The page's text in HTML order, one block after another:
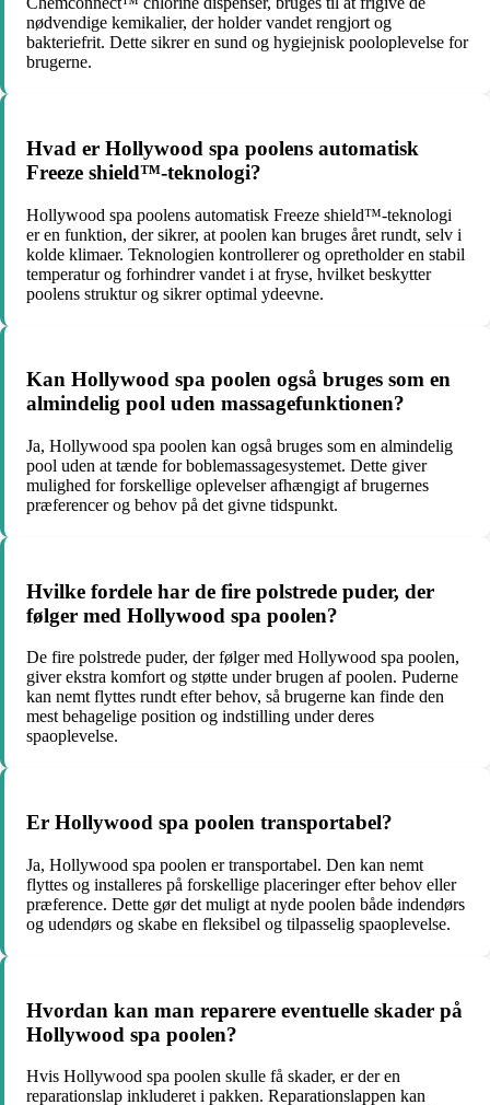
nødvendige kemikalier, der holder vandet rengjort og
bakteriefrit. Dette sikrer en sund og hygiejnisk pooloplevelse for
brugerne.
Hvad er Hollywood spa poolens automatisk
Freeze shield™-teknologi?
Hollywood spa poolens automatisk Freeze shield™-teknologi
er en funktion, der sikrer, at poolen kan bruges året rundt, selv i
kolde klimaer. Teknologien kontrollerer og opretholder en stabil
temperatur og forhindrer vandet i at fryse, hvilket beskytter
poolens struktur og sikrer optimal ydeevne.
Kan Hollywood spa poolen også bruges som en
almindelig pool uden massagefunktionen?
Ja, Hollywood spa poolen kan også bruges som en almindelig
pool uden at tænde for boblemassagesystemet. Dette giver
mulighed for forskellige oplevelser afhængigt af brugernes
præferencer og behov på det givne tidspunkt.
Hvilke fordele har de fire polstrede puder, der
følger med Hollywood spa poolen?
De fire polstrede puder, der følger med Hollywood spa poolen,
giver ekstra komfort og støtte under brugen af poolen. Puderne
kan nemt flyttes rundt efter behov, så brugerne kan finde den
mest behagelige position og indstilling under deres
spaoplevelse.
Er Hollywood spa poolen transportabel?
Ja, Hollywood spa poolen er transportabel. Den kan nemt
flyttes og installeres på forskellige placeringer efter behov eller
præference. Dette gør det muligt at nyde poolen både indendørs
og udendørs og skabe en fleksibel og tilpasselig spaoplevelse.
Hvordan kan man reparere eventuelle skader på
Hollywood spa poolen?
Hvis Hollywood spa poolen skulle få skader, er der en
reparationslap inkluderet i pakken. Reparationslappen kan